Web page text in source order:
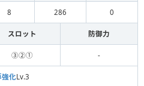
8 286 0
スロット 防御力
③②① -
強化Lv.3